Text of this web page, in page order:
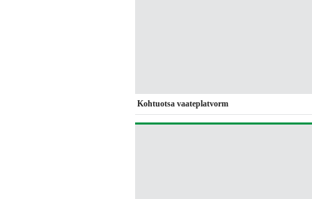
Kohtuotsa vaateplatvorm